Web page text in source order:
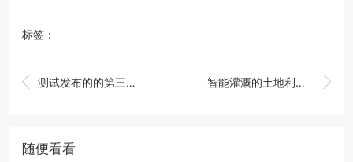
标签：
 测试发布的的第三条新闻标题 
智能灌溉的土地利用率
随便看看